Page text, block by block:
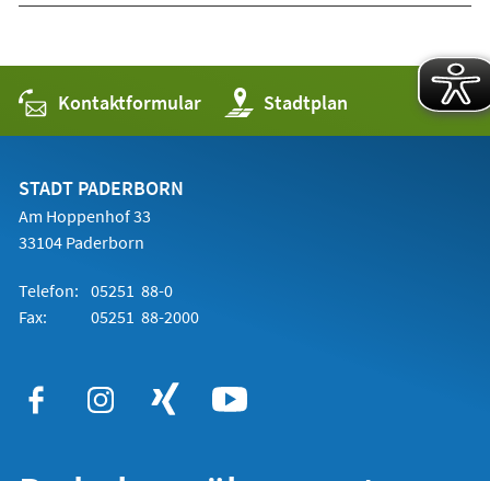
Kontaktformular Stadtplan
(Öffnet
in
einem
STADT PADERBORN
Am Hoppenhof 33
33104 Paderborn
Telefon: 05251 88-0
Fax:
05251 88-2000